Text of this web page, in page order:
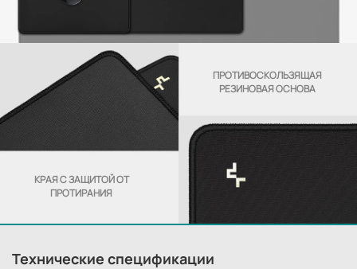
ПРОТИВОСКОЛЬЗЯЩАЯ
РЕЗИНОВАЯ ОСНОВА
КРАЯ С ЗАЩИТОЙ ОТ
ПРОТИРАНИЯ
Технические спецификации